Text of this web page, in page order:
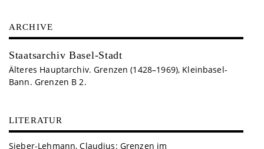
ARCHIVE
Staatsarchiv Basel-Stadt
Älteres Hauptarchiv. Grenzen (1428–1969), Kleinbasel-
Bann. Grenzen B 2.
LITERATUR
Sieber-Lehmann, Claudius: Grenzen im